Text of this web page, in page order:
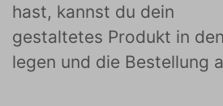
hast, kannst du dein
gestaltetes Produkt in
legen und die Bestellung